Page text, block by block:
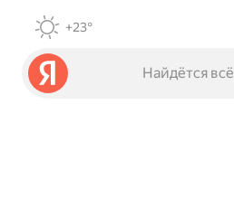
+23°
Найдётся всё